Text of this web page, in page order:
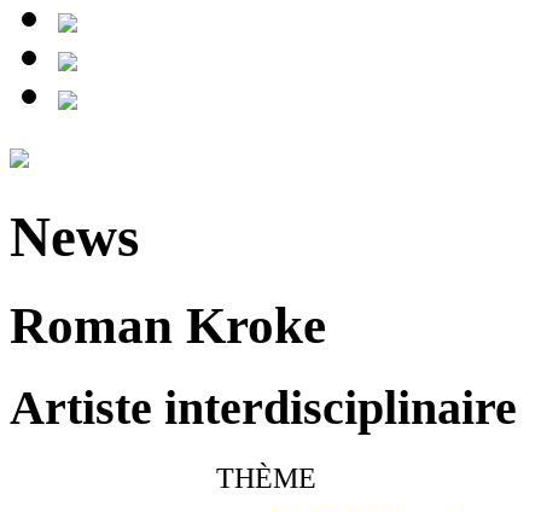
News
Roman Kroke
Artiste interdisciplinaire
THÈME